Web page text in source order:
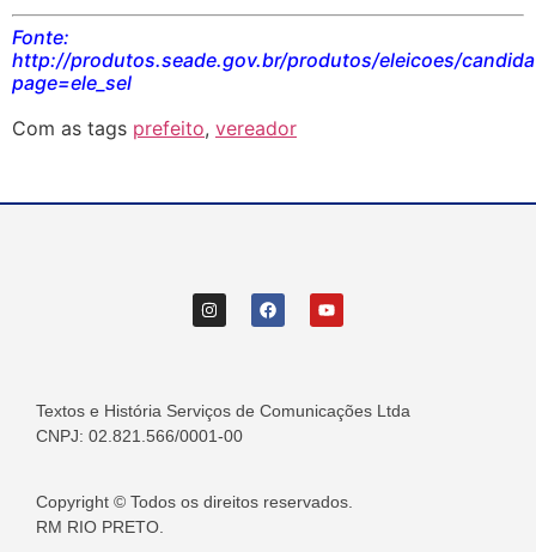
Fonte:
http://produtos.seade.gov.br/produtos/eleicoes/
page=ele_sel
Com as tags prefeito, vereador
Textos e História Serviços de Comunicações Ltda
CNPJ: 02.821.566/0001-00
Copyright © Todos os direitos reservados.
RM RIO PRETO.